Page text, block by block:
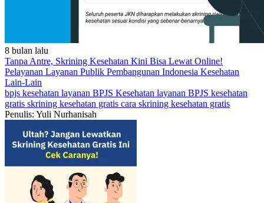
8 bulan lalu
Tanpa Antre, Skrining Kesehatan Kini Bisa Lewat Online!
Pelayanan Layanan Publik Pembangunan Indonesia Kesehatan
Lain-Lain
bpjs kesehatan layanan BPJS Kesehatan layanan BPJS kesehatan
gratis skrining kesehatan gratis cara skrining kesehatan gratis
Penulis: Yuli Nurhanisah